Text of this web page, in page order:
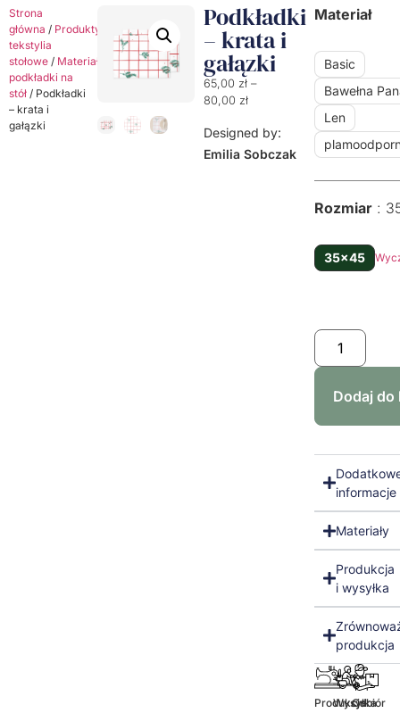
Strona
główna / Produkty
Dekoracyjne
tekstylia
stołowe / Materiałowe
podkładki na
stół / Podkładki
– krata i
gałązki
Podkładki
– krata i
gałązki
65,00 zł –
80,00 zł
Designed by:
Emilia Sobczak
Materiał
Basic
Bawełna
Len
Rozmiar
35x45
Dodaj do
informacje
Materiały
Produkcja
i wysyłka
produkcja
Produkcja
Wysyłka
Odbiór